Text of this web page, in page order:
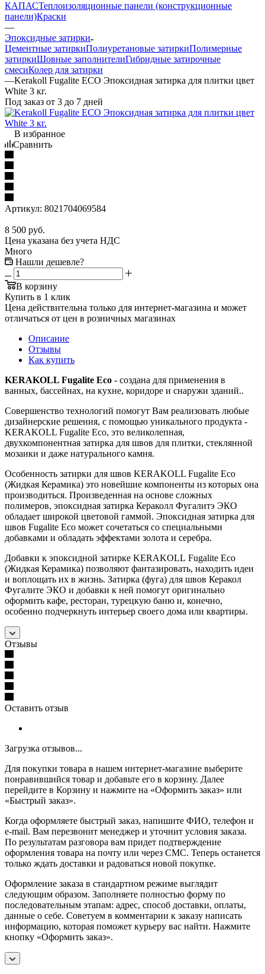
КАПАСТеплоизоляционные панели (конструкционные
панели)Краски
—
Эпоксидные затирки
Цементные затиркиПолиуретановые затиркиПолимерные
затиркиШовные заполнителиГибридные затирочные
смесиКолер для затирки
—Kerakoll Fugalite ECO Эпоксидная затирка для плитки цвет
White 3 кг.
Под заказ от 3 до 7 дней
В избранное
Сравнить
Артикул: 8021704069584
8 500 руб.
Цена указана без учета НДС
Много
Нашли дешевле?
В корзину
Купить в 1 клик
Цена действительна только для интернет-магазина и может
отличаться от цен в розничных магазинах
Описание
Отзывы
Как купить
KERAKOLL Fugalite Eco - создана для применения в
ванных, бассейнах, на кухне, коридоре и снаружи зданий..
Совершенство технологий помогут Вам реализовать любые
дизайнерские решения, с помощью уникального продукта -
KERAKOLL Fugalite Eco, это великолепная,
двухкомпонентная затирка для швов для плитки, стеклянной
мозаики и даже натурального камня.
Особенность затирки для швов KERAKOLL Fugalite Eco
(Жидкая Керамика) это новейшие компоненты из которых она
производиться. Произведенная на основе сложных
полимеров, эпоксидная затирка Кераколл Фугалитэ ЭКО
обладает широкой цветовой гаммой. Эпоксидная затирка для
швов Fugalite Eco может сочетаться со специальными
добавками и обладать эффектами золота и серебра.
Добавки к эпоксидной затирке KERAKOLL Fugalite Eco
(Жидкая Керамика) позволяют фантазировать, находить идеи
и воплощать их в жизнь. Затирка (фуга) для швов Керакол
Фугалите ЭКО и добавки к ней помогут оригинально
оформить кафе, ресторан, турецкую баню и, конечно,
особенно подчеркнуть интерьер своего дома или квартиры.
Отзывы
Оставить отзыв
Загрузка отзывов...
Для покупки товара в нашем интернет-магазине выберите
понравившийся товар и добавьте его в корзину. Далее
перейдите в Корзину и нажмите на «Оформить заказ» или
«Быстрый заказ».
Когда оформляете быстрый заказ, напишите ФИО, телефон и
e-mail. Вам перезвонит менеджер и уточнит условия заказа.
По результатам разговора вам придет подтверждение
оформления товара на почту или через СМС. Теперь останется
только ждать доставки и радоваться новой покупке.
Оформление заказа в стандартном режиме выглядит
следующим образом. Заполняете полностью форму по
последовательным этапам: адрес, способ доставки, оплаты,
данные о себе. Советуем в комментарии к заказу написать
информацию, которая поможет курьеру вас найти. Нажмите
кнопку «Оформить заказ».